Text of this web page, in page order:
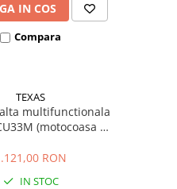
IN COS
Compara
TEXAS
multifunctionala
(motocoasa +
33 cmc, benzina, 2
RON
IN STOC